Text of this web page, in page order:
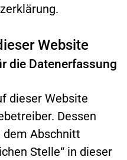
Website
die Datenerfassung
dieser Website
Dessen
dem Abschnitt
Stelle“ in dieser